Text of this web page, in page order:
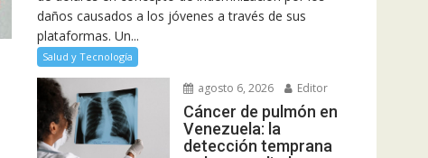
daños causados a los jóvenes a través de sus
plataformas. Un...
Salud y Tecnología
agosto 6, 2026 Editor
Cáncer de pulmón en
Venezuela: la
detección temprana